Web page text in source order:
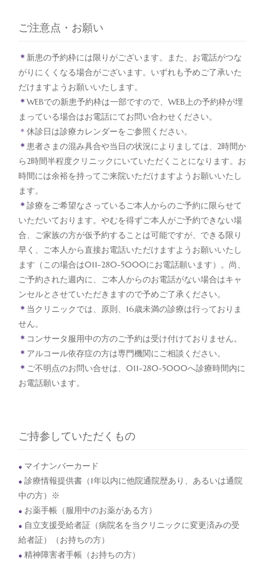
ご注意点・お願い
＊ 新患の予約枠には限りがございます。また、お電話がつな
がりにくくなる場合がございます。いずれも予めご了承いた
だけますようお願いいたします。
＊WEBでの新患予約枠は一部ですので、WEB上の予約枠が埋
まっている場合はお電話にてお問い合わせください。
＊休診日は診療カレンダーをご参照ください。
＊ 患者さまの混み具合や当日の状況によりましては、2時間か
ら2時間半程度クリニックにいていただくことになります。お
時間には余裕を持ってご来院いただけますようお願いいたし
ます。
＊診療をご希望なさっているご本人からのご予約に限らせて
いただいております。やむを得ずご本人がご予約できない場
合、ご家族の方が仮予約することは可能ですが、できる限り
早く、ご本人から直接お電話いただけますようお願いいたし
ます（この場合は011-280-5000にお電話願います）。尚、
ご予約された週内に、ご本人からのお電話がない場合はキャ
ンセルとさせていただきますので予めご了承ください。
＊ 当クリニックでは、原則、16歳未満の診療は行っておりま
せん。
＊ コンサータ服用中の方のご予約は受け付けておりません。
＊ アルコール依存症の方は専門機関にご相談ください。
＊ ご不明点のお問い合せは、011-280-5000へ診療時間内に
お電話願います。
ご持参していただくもの
● マイナンバーカード
●診療情報提供書（1年以内に他院通院歴あり、あるいは通院
中の方）※
● お薬手帳（服用中のお薬がある方）
● 自立支援受給者証（病院名を当クリニックに変更済みの受
給者証）（お持ちの方）
●精神障害者手帳（お持ちの方）